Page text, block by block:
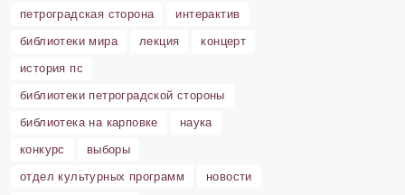
петроградская сторона
интерактив
библиотеки мира
лекция
концерт
история пс
библиотеки петроградской стороны
библиотека на карповке
наука
конкурс
выборы
отдел культурных программ
новости